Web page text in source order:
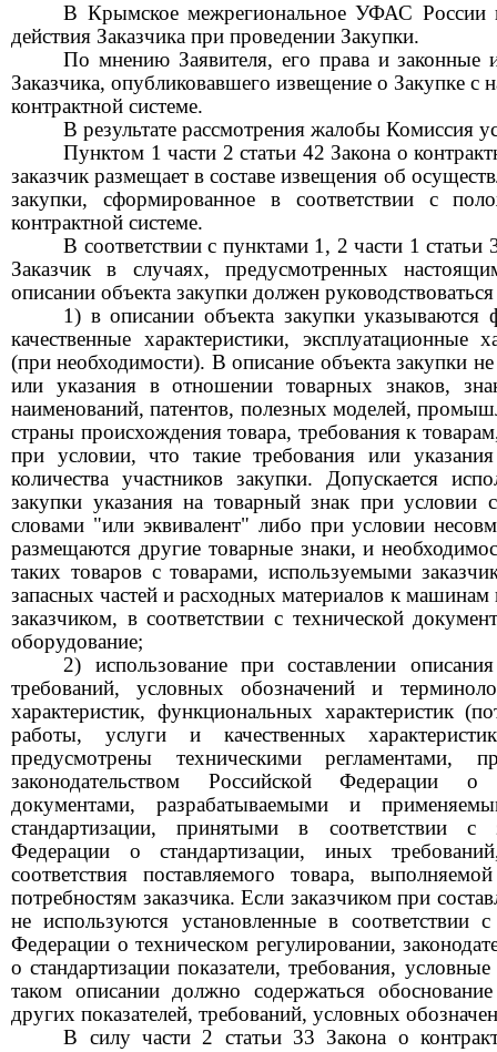
В Крымское межрегиональноеУФАС России
действия Заказчика при проведении Закупки.
По мнению Заявителя, его права и законные
Заказчика, опубликовавшего извещение о Закупке с
контрактной системе.
В результате рассмотрения жалобы Комиссия
Пунктом 1 части 2 статьи 42 Закона о
заказчик размещает в составе извещения об
закупки, сформированное в соответствии с
контрактной системе.
В соответствии с пунктами 1, 2 части 1 статьи
Заказчик в случаях, предусмотренных
описании объекта закупки должен
1) в описании объекта закупки указываются
качественные характеристики, эксплуатационные
(при необходимости). В описание объекта закупки
или указания в отношении товарных знаков,
наименований, патентов, полезных моделей,
страны происхождения товара, требования к
при условии, что такие требования или
количества участников закупки. Допускается
закупки указания на товарный знак при условии
словами "или эквивалент" либо при условии
размещаются другие товарные знаки, и
таких товаров с товарами, используемыми
запасных частей и расходных материалов к
заказчиком, в соответствии с технической
оборудование;
2) использование при составлении
требований, условных обозначений и
характеристик, функциональных характеристик
работы, услуги и качественных
предусмотрены техническими регламентами,
законодательством Российской Федерации о
документами, разрабатываемыми и
стандартизации, принятыми в соответствии с
Федерации о стандартизации, иных
соответствия поставляемого товара,
потребностям заказчика. Если заказчиком при
не используются установленные в соответствии с
Федерации о техническом регулировании,
о стандартизации показатели, требования,
таком описании должно содержаться
других показателей, требований, условных
В силу части 2 статьи 33 Закона о